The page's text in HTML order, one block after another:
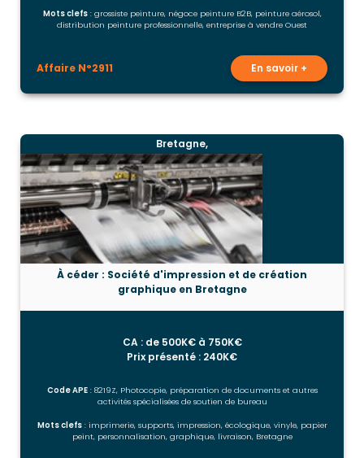
Mots clefs: grossiste peinture, négoce peinture B2B, peinture aérosol,
distribution peinture professionnelle, entreprise à vendre Ouest
Affaire N°2911 En savoir +
Bretagne,
À céder : Société d'impression et de création
graphique en Bretagne
CA : de 500K€ à 750K€
Prix présenté : 240K€
Code APE: 8219Z, Photocopie, préparation de documents et autres
activités spécialisées de soutien de bureau
Mots clefs: imprimerie, supports, impression, écologique, vinyle, papier
peint, personnalisation, graphique, livraison, Bretagne